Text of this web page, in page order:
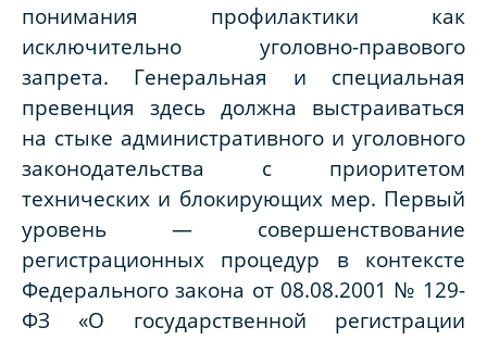
понимания профилактики как
исключительно уголовно-правового
запрета. Генеральная и специальная
превенция здесь должна выстраиваться
на стыке административного и уголовного
законодательства с приоритетом
технических и блокирующих мер. Первый
уровень — совершенствование
регистрационных процедур в контексте
Федерального закона от 08.08.2001 № 129-
ФЗ «О государственной регистрации